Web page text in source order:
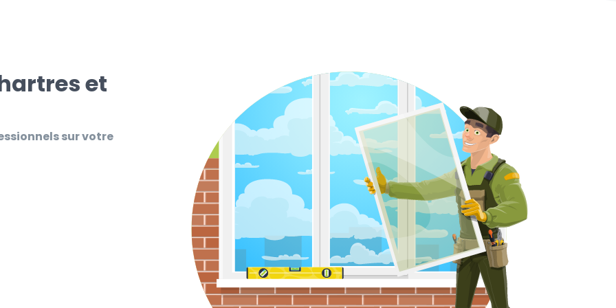
et
sur votre